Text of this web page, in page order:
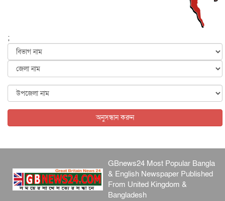
৫ আগস্ট, ২০২৬
পৃথিবীর দিকে আসছে বিধ্বংসী বস্তু, পারমাণবিক বোমা দিয়ে করা
আন্তর্জাতিক ৫ আগস্ট, ২০২৬
কেনিয়ায় ১৫ হাতির রহস্যজনক মৃত্যু, সন্দেহের মুখে কীটনাশকের
আন্তর্জাতিক ৫ আগস্ট, ২০২৬
;
অনুসন্ধান করুন
GBnews24 Most Popular Bangla
& English Newspaper Published
From United Kingdom &
Bangladesh